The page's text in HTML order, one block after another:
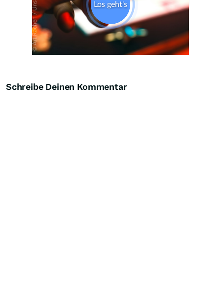
Schreibe Deinen Kommentar